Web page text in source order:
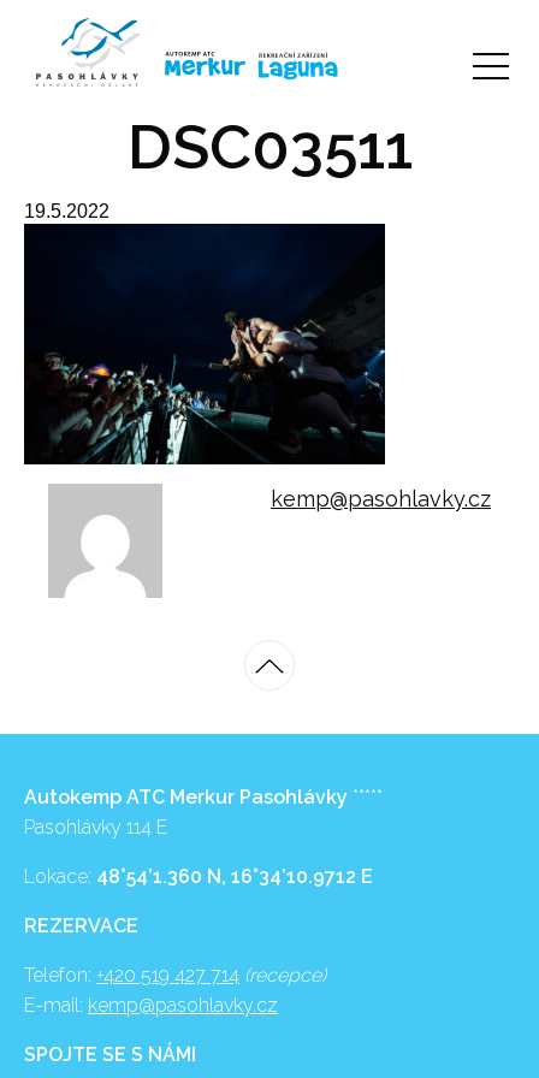
DSC03511
19.5.2022
kemp@pasohlavky.cz
Autokemp ATC Merkur Pasohlávky *****
Pasohlávky 114 E
Lokace: 48°54’1.360 N, 16°34’10.9712 E
REZERVACE
Telefon: +420 519 427 714 (recepce)
E-mail: kemp@pasohlavky.cz
SPOJTE SE S NÁMI